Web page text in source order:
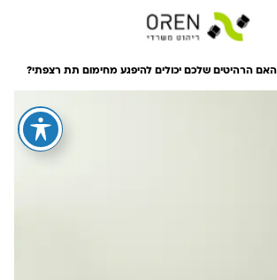
האם הרהיטים שלכם יכולים להיפגע מחימום תת רצפתי?